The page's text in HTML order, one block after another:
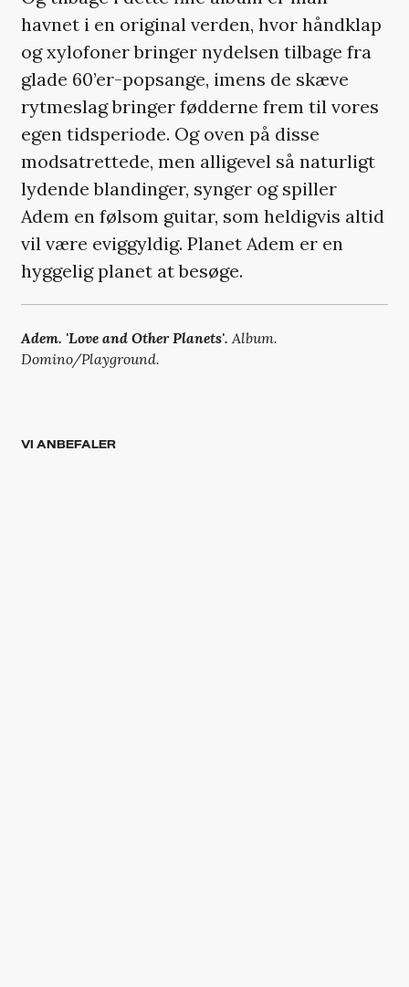
havnet i en original verden, hvor håndklap
og xylofoner bringer nydelsen tilbage fra
glade 60’er-popsange, imens de skæve
rytmeslag bringer fødderne frem til vores
egen tidsperiode. Og oven på disse
modsatrettede, men alligevel så naturligt
lydende blandinger, synger og spiller
Adem en følsom guitar, som heldigvis altid
vil være eviggyldig. Planet Adem er en
hyggelig planet at besøge.
Adem. 'Love and Other Planets'. Album.
Domino/Playground.
VI ANBEFALER